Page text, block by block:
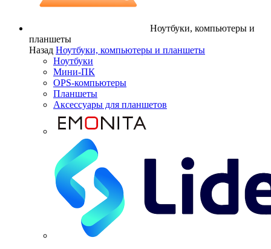
Ноутбуки, компьютеры и
планшеты
Назад Ноутбуки, компьютеры и планшеты
Ноутбуки
Мини-ПК
OPS-компьютеры
Планшеты
Аксессуары для планшетов